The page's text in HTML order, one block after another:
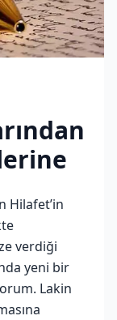
Hilafet’in
verdiği
yeni bir
Lakin